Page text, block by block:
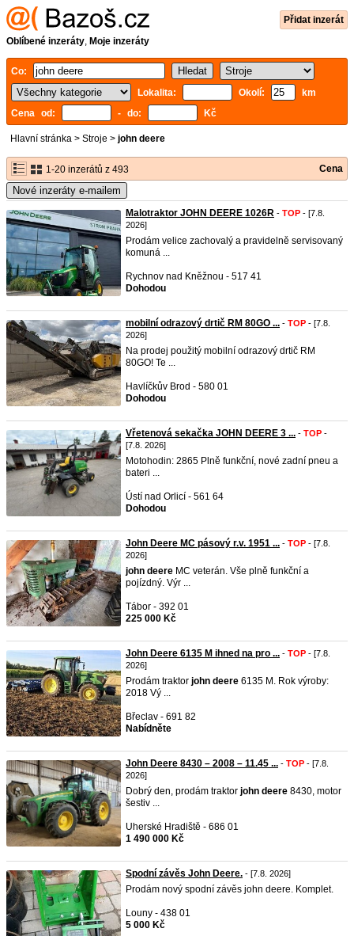
Přidat inzerát
Oblíbené inzeráty, Moje inzeráty
Co:
Lokalita:
Okolí:
km
Cena od:
- do: Kč
Hlavní stránka > Stroje > john deere
1-20 inzerátů z 493 Cena
Nové inzeráty e-mailem
Malotraktor JOHN DEERE 1026R - TOP - [7.8.
2026]
Prodám velice zachovalý a pravidelně servisovaný
komuná ...
Rychnov nad Kněžnou - 517 41
Dohodou
mobilní odrazový drtič RM 80GO ... - TOP - [7.8.
2026]
Na prodej použitý mobilní odrazový drtič RM
80GO! Te ...
Havlíčkův Brod - 580 01
Dohodou
Vřetenová sekačka JOHN DEERE 3 ... - TOP -
[7.8. 2026]
Motohodin: 2865 Plně funkční, nové zadní pneu a
bateri ...
Ústí nad Orlicí - 561 64
Dohodou
John Deere MC pásový r.v. 1951 ... - TOP - [7.8.
2026]
john deere MC veterán. Vše plně funkční a
pojízdný. Výr ...
Tábor - 392 01
225 000 Kč
John Deere 6135 M ihned na pro ... - TOP - [7.8.
2026]
Prodám traktor john deere 6135 M. Rok výroby:
2018 Vý ...
Břeclav - 691 82
Nabídněte
John Deere 8430 – 2008 – 11.45 ... - TOP - [7.8.
2026]
Dobrý den, prodám traktor john deere 8430, motor
šestiv ...
Uherské Hradiště - 686 01
1 490 000 Kč
Spodní závěs John Deere. - [7.8. 2026]
Prodám nový spodní závěs john deere. Komplet.
Louny - 438 01
5 000 Kč